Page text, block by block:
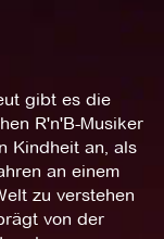
gibt es die
R'n'B-Musiker
Kindheit an, als
an einem
zu verstehen
von der